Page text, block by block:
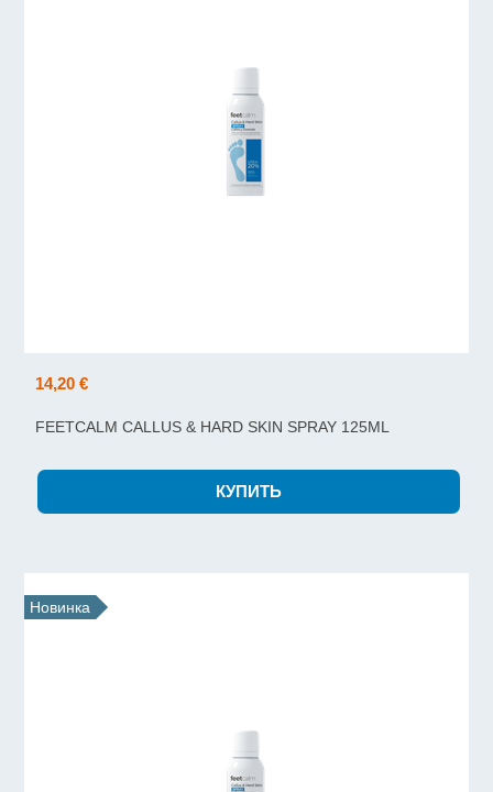
14,20 €
FEETCALM CALLUS & HARD SKIN SPRAY 125ML
Новинка